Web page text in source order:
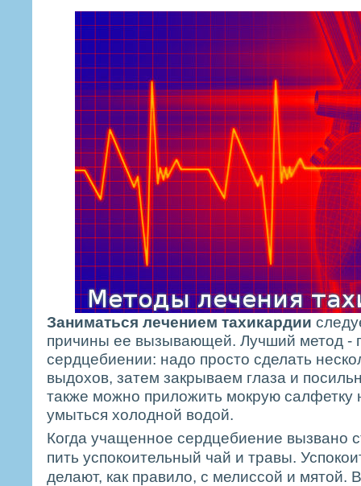
Заниматься лечением тахикардии
причины ее вызывающей. Лучший метод -
сердцебиении: надо просто сделать
выдохов, затем закрываем глаза и
также можно приложить мокрую
умыться холодной водой.
Когда учащенное сердцебиение вызвано
пить успокоительный чай и травы.
делают, как правило, с мелиссой и мятой.